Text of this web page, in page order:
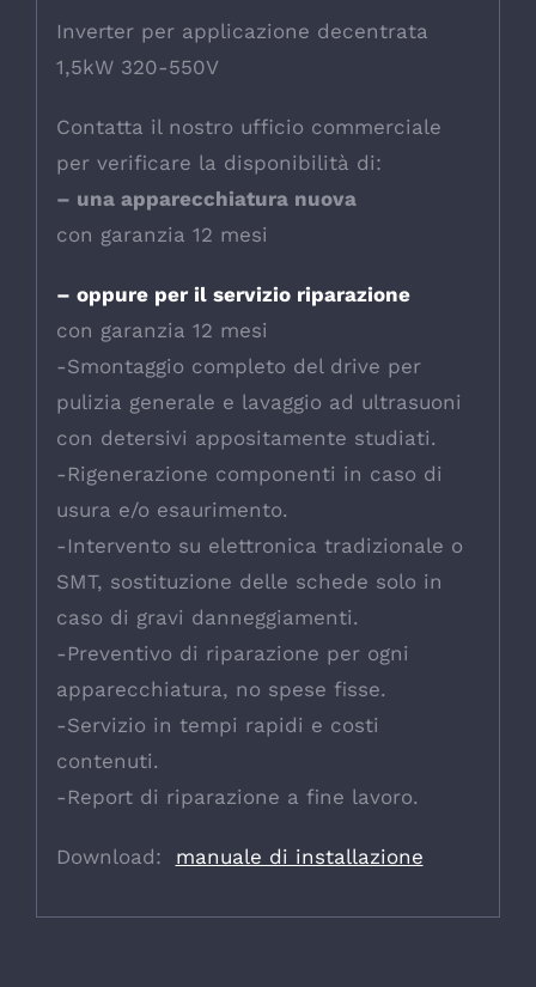
Inverter per applicazione decentrata
1,5kW 320-550V
Contatta il nostro ufficio commerciale
per verificare la disponibilità di:
– una apparecchiatura nuova
con garanzia 12 mesi
– oppure per il servizio riparazione
con garanzia 12 mesi
-Smontaggio completo del drive per
pulizia generale e lavaggio ad ultrasuoni
con detersivi appositamente studiati.
-Rigenerazione componenti in caso di
usura e/o esaurimento.
-Intervento su elettronica tradizionale o
SMT, sostituzione delle schede solo in
caso di gravi danneggiamenti.
-Preventivo di riparazione per ogni
apparecchiatura, no spese fisse.
-Servizio in tempi rapidi e costi
contenuti.
-Report di riparazione a fine lavoro.
Download: manuale di installazione